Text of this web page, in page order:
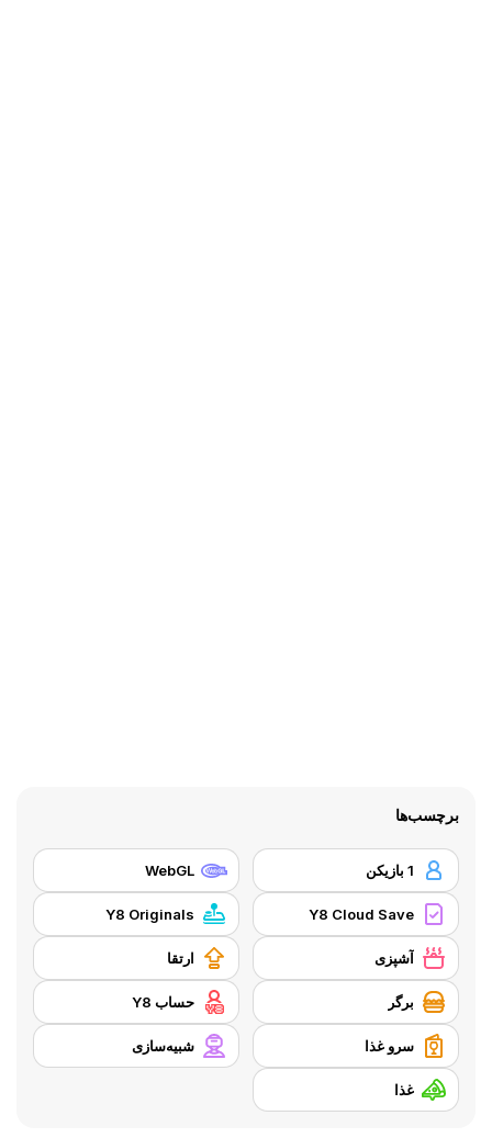
برچسب‌ها
1 بازیکن WebGL
Y8 Cloud Save
Y8 Originals
آشپزی ارتقا
برگر حساب Y8
سرو غذا شبیه‌سازی
غذا